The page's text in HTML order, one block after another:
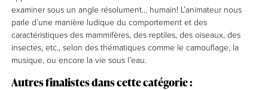
examiner sous un angle résolument... humain! L’animateur nous
parle d’une manière ludique du comportement et des
caractéristiques des mammifères, des reptiles, des oiseaux, des
insectes, etc., selon des thématiques comme le camouflage, la
musique, ou encore la vie sous l’eau.
Autres finalistes dans cette catégorie :